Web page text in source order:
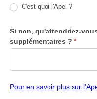
C'est quoi l'Apel ?
Si non, qu'attendriez-
supplémentaires ? *
Pour en savoir plus sur